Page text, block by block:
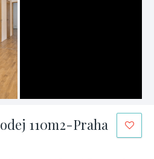
110m2-Praha